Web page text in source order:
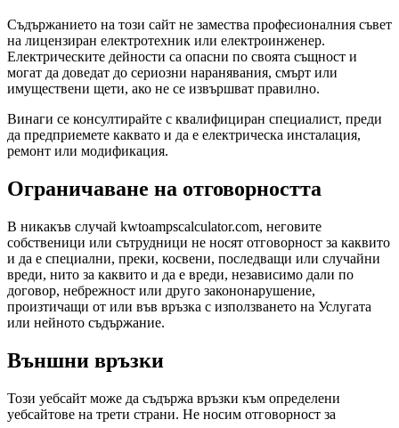
Съдържанието на този сайт не замества професионалния съвет
на лицензиран електротехник или електроинженер.
Електрическите дейности са опасни по своята същност и
могат да доведат до сериозни наранявания, смърт или
имуществени щети, ако не се извършват правилно.
Винаги се консултирайте с квалифициран специалист, преди
да предприемете каквато и да е електрическа инсталация,
ремонт или модификация.
Ограничаване на отговорността
В никакъв случай kwtoampscalculator.com, неговите
собственици или сътрудници не носят отговорност за каквито
и да е специални, преки, косвени, последващи или случайни
вреди, нито за каквито и да е вреди, независимо дали по
договор, небрежност или друго закононарушение,
произтичащи от или във връзка с използването на Услугата
или нейното съдържание.
Външни връзки
Този уебсайт може да съдържа връзки към определени
уебсайтове на трети страни. Не носим отговорност за